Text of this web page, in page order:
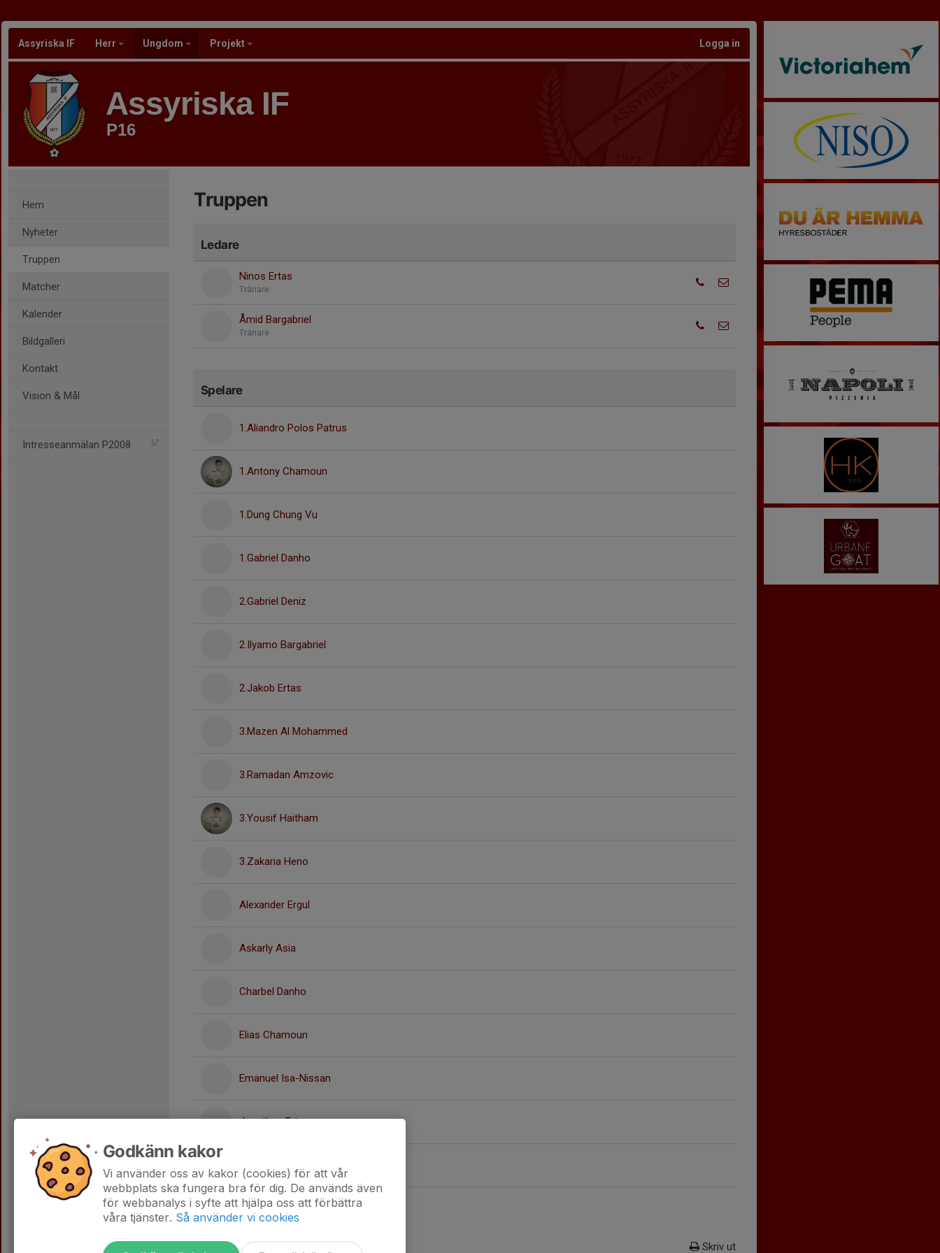
Assyriska IF Herr Ungdom Projekt Logga in
Assyriska IF
P16
Hem
Nyheter
Truppen
Matcher
Kalender
Bildgalleri
Kontakt
Vision & Mål
Intresseanmälan P2008
Truppen
Ledare
Ninos Ertas
Tränare
Åmid Bargabriel
Tränare
Spelare
1.Aliandro Polos Patrus
1.Antony Chamoun
1.Dung Chung Vu
1.Gabriel Danho
2.Gabriel Deniz
2.Ilyamo Bargabriel
2.Jakob Ertas
3.Mazen Al Mohammed
3.Ramadan Amzovic
3.Yousif Haitham
3.Zakaria Heno
Alexander Ergul
Askarly Asia
Charbel Danho
Elias Chamoun
Emanuel Isa-Nissan
Jonathan Ertas
Redwan Abdulkani abdulkader
Skriv ut
Godkänn kakor
Vi använder oss av kakor (cookies) för att vår
webbplats ska fungera bra för dig. De används även
för webbanalys i syfte att hjälpa oss att förbättra
våra tjänster. Så använder vi cookies